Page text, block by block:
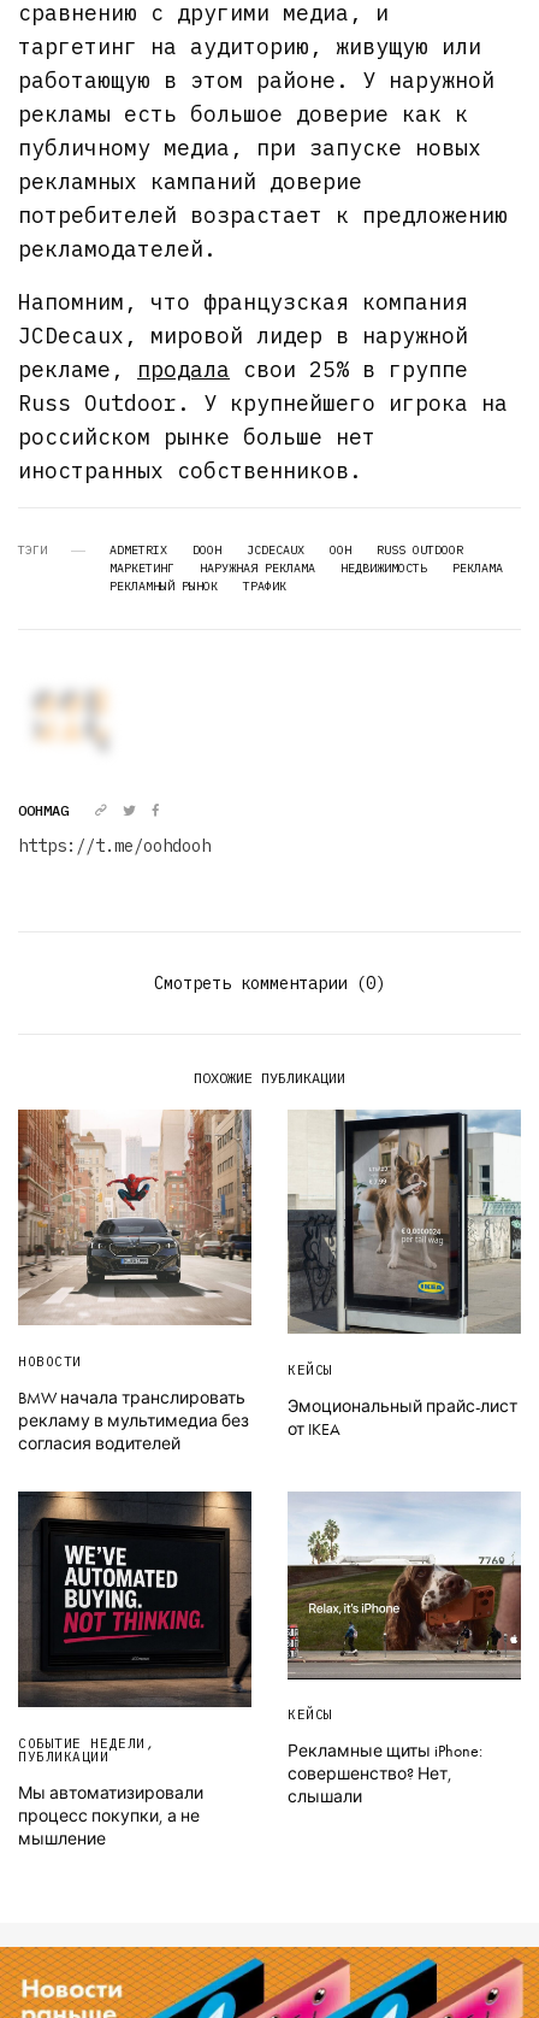
сравнению с другими медиа, и
таргетинг на аудиторию, живущую или
работающую в этом районе. У наружной
рекламы есть большое доверие как к
публичному медиа, при запуске новых
рекламных кампаний доверие
потребителей возрастает к предложению
рекламодателей.
Напомним, что французская компания
JCDecaux, мировой лидер в наружной
рекламе, продала свои 25% в группе
Russ Outdoor. У крупнейшего игрока на
российском рынке больше нет
иностранных собственников.
ТЭГИ ADMETRIX DOOH JCDECAUX OOH
RUSS OUTDOOR
МАРКЕТИНГ
НАРУЖНАЯ РЕКЛАМА НЕДВИЖИМОСТЬ
РЕКЛАМА
РЕКЛАМНЫЙ РЫНОК
ТРАФИК
OOHMAG
https://t.me/oohdooh
Смотреть комментарии (0)
ПОХОЖИЕ ПУБЛИКАЦИИ
НОВОСТИ
BMW начала транслировать
рекламу в мультимедиа без
согласия водителей
КЕЙСЫ
Эмоциональный прайс-лист
от IKEA
СОБЫТИЕ НЕДЕЛИ ,
ПУБЛИКАЦИИ
Мы автоматизировали
процесс покупки, а не
мышление
КЕЙСЫ
Рекламные щиты iPhone:
совершенство? Нет,
слышали